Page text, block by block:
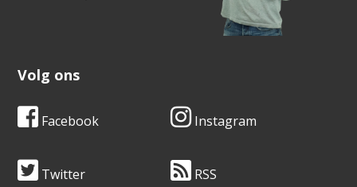
Volg ons
Facebook Instagram
Twitter RSS